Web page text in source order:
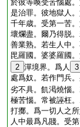
於彼等喚受苦惱處
是治罪。彼地獄人
千年歳。受第一苦
壞爛盡。爾乃得脱
善業熟。若生人中
毘羅國。婆婆羅國
2 潬境界。爲人
3
處爲奴。若作門兵
劣不具。飢渇燒惱
極苦惱。常被誣枉
打擲。爲一切人之
人中最爲凡賤。受